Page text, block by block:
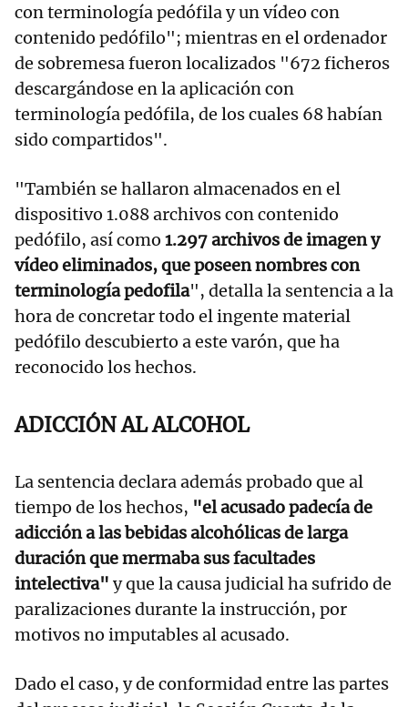
con terminología pedófila y un vídeo con
contenido pedófilo"; mientras en el ordenador
de sobremesa fueron localizados "672 ficheros
descargándose en la aplicación con
terminología pedófila, de los cuales 68 habían
sido compartidos".
"También se hallaron almacenados en el
dispositivo 1.088 archivos con contenido
pedófilo, así como 1.297 archivos de imagen y
vídeo eliminados, que poseen nombres con
terminología pedofila", detalla la sentencia a la
hora de concretar todo el ingente material
pedófilo descubierto a este varón, que ha
reconocido los hechos.
ADICCIÓN AL ALCOHOL
La sentencia declara además probado que al
tiempo de los hechos, "el acusado padecía de
adicción a las bebidas alcohólicas de larga
duración que mermaba sus facultades
intelectiva" y que la causa judicial ha sufrido de
paralizaciones durante la instrucción, por
motivos no imputables al acusado.
Dado el caso, y de conformidad entre las partes